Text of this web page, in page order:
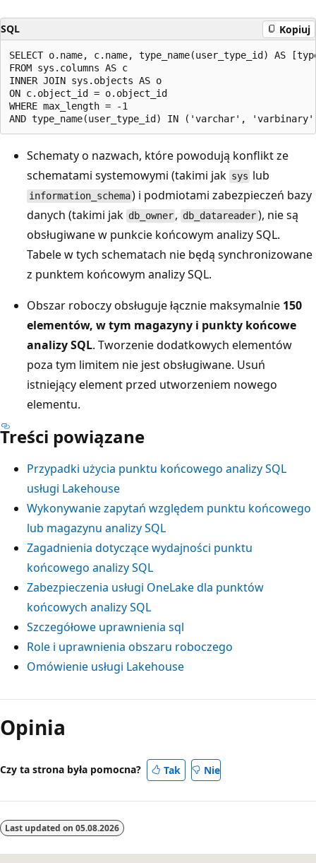
SQL Kopiuj
SELECT o.name, c.name, type_name(user_type_id) AS
FROM sys.columns AS c
INNER JOIN sys.objects AS o
ON c.object_id = o.object_id
WHERE max_length = -1
Schematy o nazwach, które powodują konflikt ze
schematami systemowymi (takimi jak sys lub
information_schema) i podmiotami zabezpieczeń bazy
danych (takimi jak db_owner , db_datareader), nie są
obsługiwane w punkcie końcowym analizy SQL.
Tabele w tych schematach nie będą synchronizowane
z punktem końcowym analizy SQL.
Obszar roboczy obsługuje łącznie maksymalnie 150
elementów, w tym magazyny i punkty końcowe
analizy SQL. Tworzenie dodatkowych elementów
poza tym limitem nie jest obsługiwane. Usuń
istniejący element przed utworzeniem nowego
elementu.
Treści powiązane
Przypadki użycia punktu końcowego analizy SQL
usługi Lakehouse
Wykonywanie zapytań względem punktu końcowego
lub magazynu analizy SQL
Zagadnienia dotyczące wydajności punktu
końcowego analizy SQL
Zabezpieczenia usługi OneLake dla punktów
końcowych analizy SQL
Szczegółowe uprawnienia sql
Role i uprawnienia obszaru roboczego
Omówienie usługi Lakehouse
Opinia
Czy ta strona była pomocna? Tak Nie
Last updated on 05.08.2026